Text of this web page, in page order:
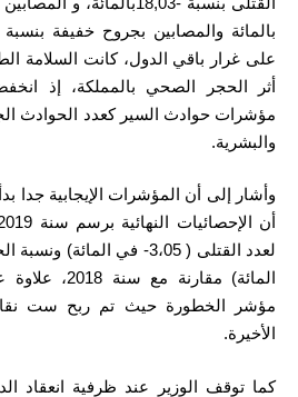
على غرار باقي الدول، كانت السلامة
أثر الحجر الصحي بالمملكة، إذ
مؤشرات حوادث السير كعدد الحوادث
والبشرية.
وأشار إلى أن المؤشرات الإيجابية جدا
المائة)
مؤشر الخطورة حيث تم ربح ست
الأخيرة.
كما توقف الوزير عند ظرفية انعقاد